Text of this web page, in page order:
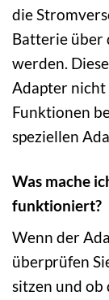
die
Batterie über
werden.
Adapter nicht
Funktionen
speziellen
Was mache
funktioniert?
Wenn der
überprüfen
sitzen und ob